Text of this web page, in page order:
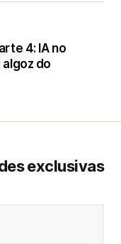
4: IA no
do
exclusivas